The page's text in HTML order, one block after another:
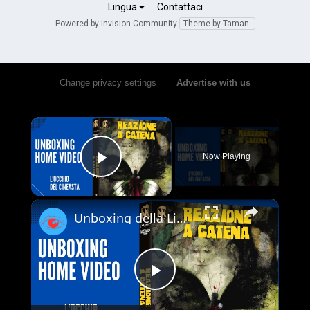
Lingua Contattaci
Powered by Invision Community Theme by Taman.
Change privacy settings Advertise with us
×
Play Video
Now Playing
×
Play
Unboxing della Limited Edition 4K UHD + Blu-ray di Reazione a Catena - Vale la pena acquistarla?